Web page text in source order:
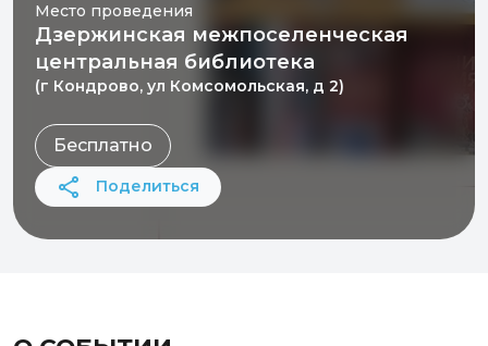
Место проведения
Дзержинская межпоселенческая
центральная библиотека
(г Кондрово, ул Комсомольская, д 2)
Бесплатно
Поделиться